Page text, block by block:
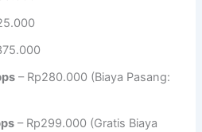
– Rp280.000 (Biaya Pasang:
– Rp299.000 (Gratis Biaya